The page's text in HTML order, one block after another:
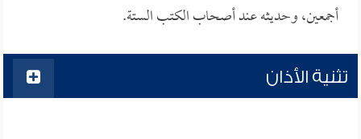
أجمعين، وحديثه عند أصحاب الكتب الستة.
تثنية الأذان